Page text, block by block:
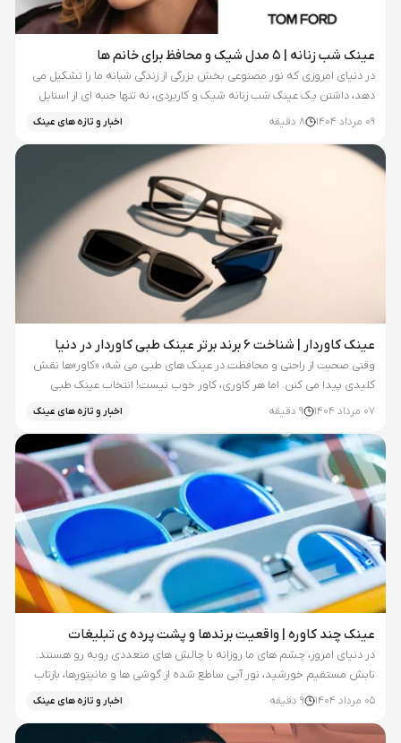
عینک شب زنانه | ۵ مدل شیک و محافظ برای خانم ها
در دنیای امروزی که نور مصنوعی بخش بزرگی از زندگی شبانه ما را تشکیل می
دهد، داشتن یک عینک شب زنانه شیک و کاربردی، نه تنها جنبه ای از استایل
شخصی به شمار می رود، بلکه ابزاری مهم برای محافظت از سلامت...
09 مرداد 1404 8 دقیقه اخبار و تازه های عینک
عینک کاوردار | شناخت ۶ برند برتر عینک طبی کاوردار در دنیا
وقتی صحبت از راحتی و محافظت در عینک های طبی می شه، «کاور»ها نقش
کلیدی پیدا می کنن. اما هر کاوری، کاور خوب نیست! انتخاب عینک طبی
کاوردار مناسب، یعنی برخورداری از پوشش هایی که نه فقط ظاهر شیک،
07 مرداد 1404 9 دقیقه اخبار و تازه های عینک
عینک چند کاوره | واقعیت برندها و پشت پرده ی تبلیغات
در دنیای امروز، چشم های ما روزانه با چالش های متعددی روبه رو هستند:
تابش مستقیم خورشید، نور آبی ساطع شده از گوشی ها و مانیتورها، بازتاب
های مزاحم هنگام رانندگی یا مطالعه، گرد و غبار، رطوبت، خراش و …...
05 مرداد 1404 9 دقیقه اخبار و تازه های عینک